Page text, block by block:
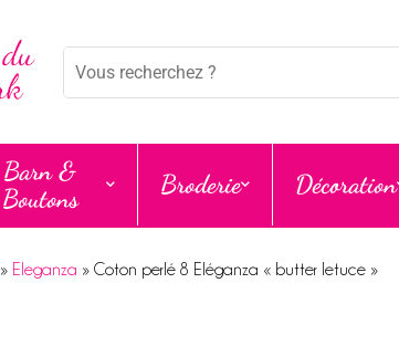
Mots
Barn &
Boutons
Broderie Décoration
» Eleganza » Coton perlé 8 Eléganza « butter letuce »